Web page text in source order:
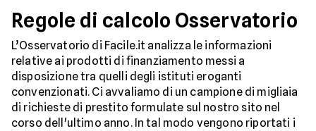
Regole di calcolo Osservatorio
L’Osservatorio di Facile.it analizza le informazioni
relative ai prodotti di finanziamento messi a
disposizione tra quelli degli istituti eroganti
convenzionati. Ci avvaliamo di un campione di migliaia
di richieste di prestito formulate sul nostro sito nel
corso dell'ultimo anno. In tal modo vengono riportati i